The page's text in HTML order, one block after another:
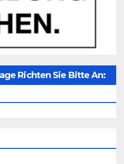
Richten Sie Bitte An: